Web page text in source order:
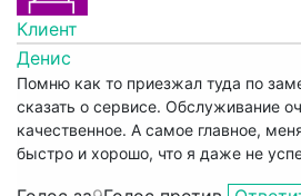
Клиент
Денис
Помню как то приезжал туда по
сказать о сервисе. Обслуживание
качественное. А самое главное,
быстро и хорошо, что я даже не